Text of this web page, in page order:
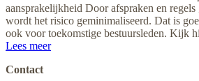
aansprakelijkheid Door afspraken en regels
wordt het risico geminimaliseerd. Dat is
ook voor toekomstige bestuursleden. Kijk
Lees meer
Contact